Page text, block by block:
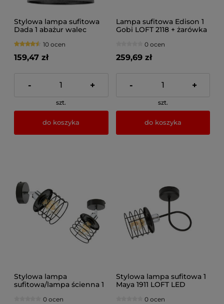
Stylowa lampa sufitowa
Dada 1 abażur walec
10 ocen
159,47 zł
- +
szt.
do koszyka
Lampa sufitowa Edison 1
Gobi LOFT 2118 + żarówka
0 ocen
259,69 zł
- +
szt.
do koszyka
Stylowa lampa
sufitowa/lampa ścienna 1
0 ocen
Stylowa lampa sufitowa 1
Maya 1911 LOFT LED
0 ocen